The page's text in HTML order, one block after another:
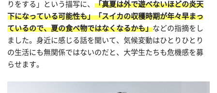
りをする」という描写に、 「真夏は外で遊べないほどの炎天
下になっている可能性も」「スイカの収穫時期が年々早まっ
ているので、夏の食べ物ではなくなるかも」などの指摘をし
ました。身近に感じる話を聞いて、気候変動はひとりひとり
の生活にも無関係ではないのだと、大学生たちも危機感を募
らせます。